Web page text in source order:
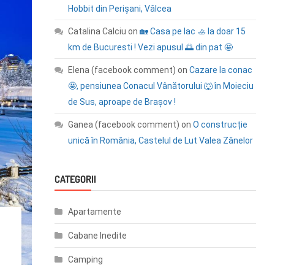
Hobbit din Perișani, Vâlcea
Catalina Calciu on 🏡 Casa pe lac 🚣 la doar 15
km de Bucuresti ! Vezi apusul 🌅 din pat 🤩
Elena (facebook comment) on Cazare la conac
🤩, pensiunea Conacul Vânătorului 🐺 în Moieciu
de Sus, aproape de Brașov !
Ganea (facebook comment) on O construcție
unică în România, Castelul de Lut Valea Zânelor
CATEGORII
Apartamente
Cabane Inedite
Camping